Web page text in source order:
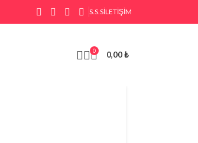
S.S.SİLETIŞIM
0 0,00₺